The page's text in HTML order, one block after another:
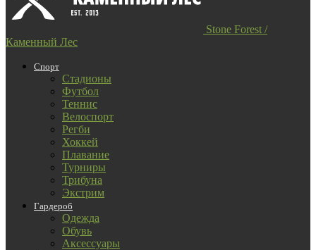
Stone Forest /
Каменный Лес
Спорт
Стадионы
Футбол
Теннис
Велоспорт
Регби
Хоккей
Плавание
Турниры
Трибуна
Экстрим
Гардероб
Одежда
Обувь
Аксессуары